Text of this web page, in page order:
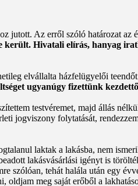
jutott. Az erről szóló határozat az
Hivatali elírás, hanyag
elvállalta házfelügyelői
ugyanúgy fizettünk
testvéremet, majd állás
jogviszony folytatását,
laktak a lakásba, nem
lakásvásárlási igényt is
szólóan, tehát halála után egy
meg saját erőből a